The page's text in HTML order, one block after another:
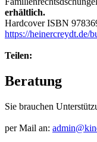
erhältlich.
Hardcover ISBN
https://heinercreydt.de/
Teilen:
Beratung
Sie brauchen
per Mail an: